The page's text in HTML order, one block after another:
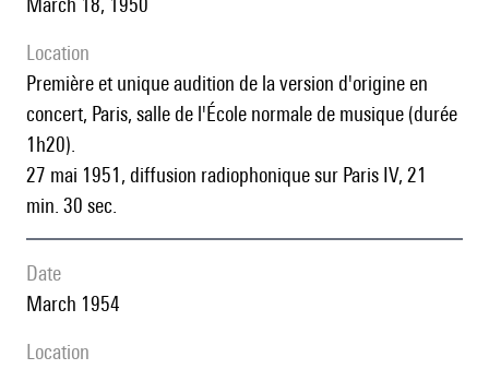
location
première et unique audition de la version d'origine en
concert, Paris, salle de l'École normale de musique (durée
1h20).
27 mai 1951, diffusion radiophonique sur Paris IV, 21
min. 30 sec.
date
March 1954
location